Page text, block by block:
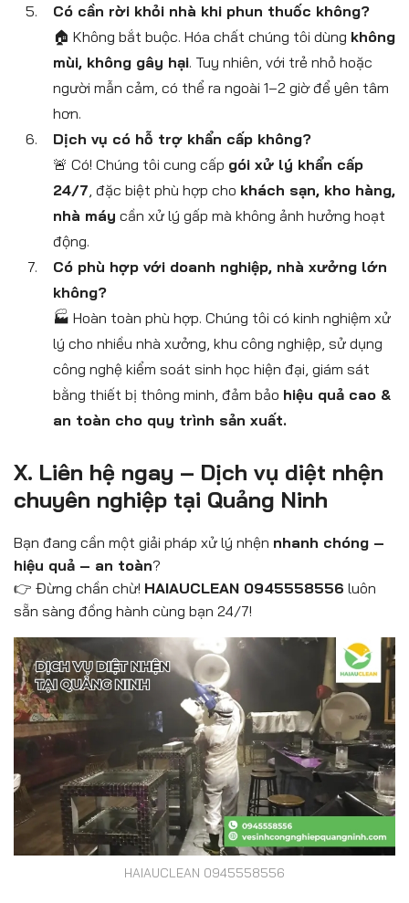
Có cần rời khỏi nhà khi phun thuốc không?
🏠 Không bắt buộc. Hóa chất chúng tôi dùng không
mùi, không gây hại. Tuy nhiên, với trẻ nhỏ hoặc
người mẫn cảm, có thể ra ngoài 1–2 giờ để yên tâm
hơn.
Dịch vụ có hỗ trợ khẩn cấp không?
🚨 Có! Chúng tôi cung cấp gói xử lý khẩn cấp
24/7 , đặc biệt phù hợp cho khách sạn, kho hàng,
nhà máy cần xử lý gấp mà không ảnh hưởng hoạt
động.
Có phù hợp với doanh nghiệp, nhà xưởng lớn
không?
🏭 Hoàn toàn phù hợp. Chúng tôi có kinh nghiệm xử
lý cho nhiều nhà xưởng, khu công nghiệp, sử dụng
công nghệ kiểm soát sinh học hiện đại, giám sát
bằng thiết bị thông minh, đảm bảo hiệu quả cao &
an toàn cho quy trình sản xuất.
X. Liên hệ ngay – Dịch vụ diệt nhện
chuyên nghiệp tại Quảng Ninh
Bạn đang cần một giải pháp xử lý nhện nhanh chóng –
hiệu quả – an toàn?
👉 Đừng chần chừ! HAIAUCLEAN 0945558556 luôn
sẵn sàng đồng hành cùng bạn 24/7!
HAIAUCLEAN 0945558556